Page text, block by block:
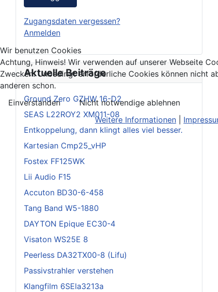
Zugangsdaten vergessen?
Anmelden
Aktuelle Beiträge
Ground Zero GZHW 16-D2
SEAS L22ROY2 XM011-08
Entkoppelung, dann klingt alles viel besser.
Kartesian Cmp25_vHP
Fostex FF125WK
Lii Audio F15
Accuton BD30-6-458
Tang Band W5-1880
DAYTON Epique EC30-4
Visaton WS25E 8
Peerless DA32TX00-8 (Lifu)
Passivstrahler verstehen
Klangfilm 6SEla3213a
Wir benutzen Cookies
Achtung, Hinweis! Wir verwenden auf unserer Webseite
Zwecken. Unbedingt erforderliche Cookies können nicht
anderen schon.
Einverstanden
Nicht notwendige ablehnen
Weitere Informationen